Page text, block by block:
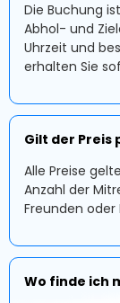
Die Buchung
Abhol- und
Uhrzeit und
erhalten Sie
Gilt der Preis
Alle Preise
Anzahl der
Freunden oder
Wo finde ich